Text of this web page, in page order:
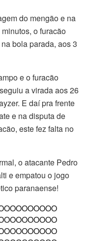
do mengão e na
o furacão
bola parada, aos 3
e o furacão
a virada aos 26
E daí pra frente
e na disputa de
este fez falta no
o atacante Pedro
e empatou o jogo
paranaense!